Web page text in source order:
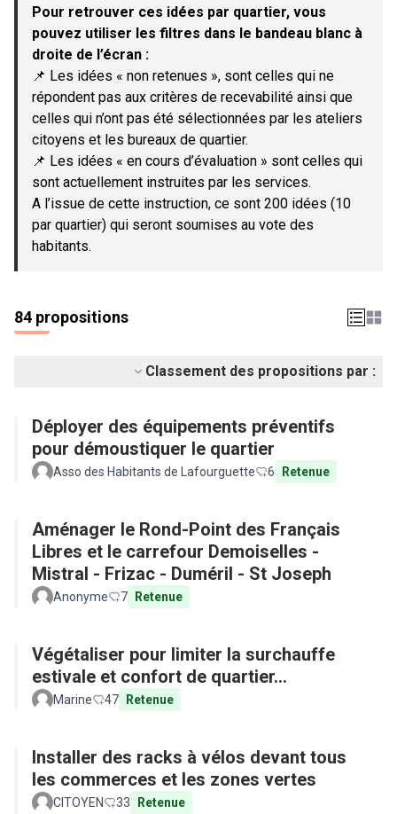
Pour retrouver ces idées par quartier, vous
pouvez utiliser les filtres dans le bandeau blanc à
droite de l’écran :
📌 Les idées « non retenues », sont celles qui ne
répondent pas aux critères de recevabilité ainsi que
celles qui n’ont pas été sélectionnées par les ateliers
citoyens et les bureaux de quartier.
📌 Les idées « en cours d’évaluation » sont celles qui
sont actuellement instruites par les services.
A l’issue de cette instruction, ce sont 200 idées (10
par quartier) qui seront soumises au vote des
habitants.
84 propositions
Classement des propositions par :
Déployer des équipements préventifs
pour démoustiquer le quartier
Asso des Habitants de Lafourguette 6 Retenue
Aménager le Rond-Point des Français
Libres et le carrefour Demoiselles -
Mistral - Frizac - Duméril - St Joseph
Anonyme 7 Retenue
Végétaliser pour limiter la surchauffe
estivale et confort de quartier...
Marine 47 Retenue
Installer des racks à vélos devant tous
les commerces et les zones vertes
CITOYEN 33 Retenue